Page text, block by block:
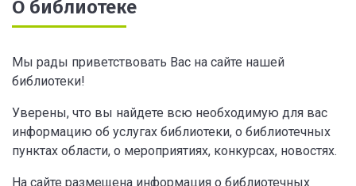
О библиотеке
Мы рады приветствовать Вас на сайте нашей
библиотеки!
Уверены, что вы найдете всю необходимую для вас
информацию об услугах библиотеки, о библиотечных
пунктах области, о мероприятиях, конкурсах, новостях.
На сайте размещена информация о библиотечных